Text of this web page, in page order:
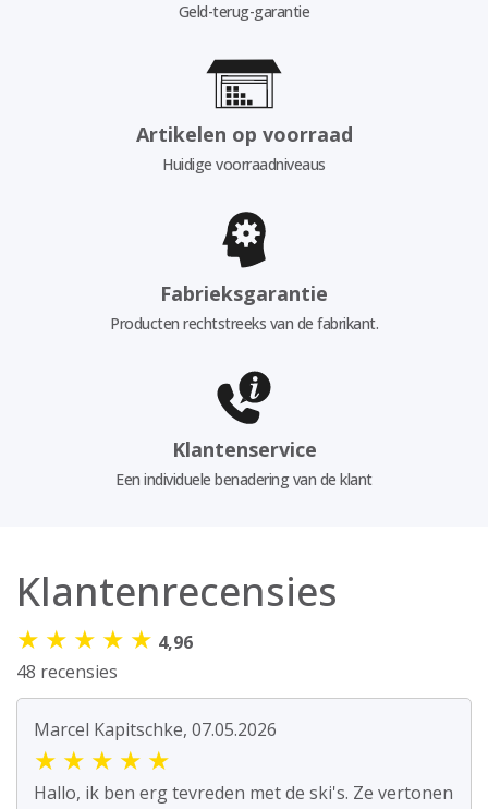
Geld-terug-garantie
Artikelen op voorraad
Huidige voorraadniveaus
Fabrieksgarantie
Producten rechtstreeks van de fabrikant.
Klantenservice
Een individuele benadering van de klant
Klantenrecensies
★ ★ ★ ★ ★ 4,96
48 recensies
Marcel Kapitschke, 07.05.2026
★ ★ ★ ★ ★
Hallo, ik ben erg tevreden met de ski's. Ze vertonen